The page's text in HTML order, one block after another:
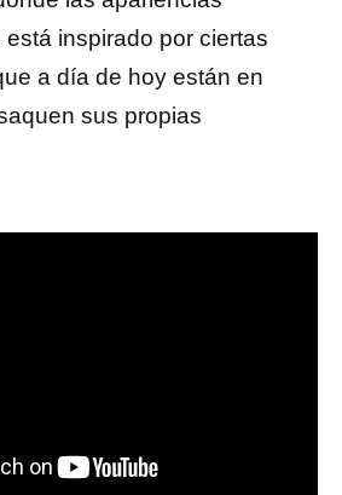
inspirado por ciertas
a día de hoy están en
sus propias